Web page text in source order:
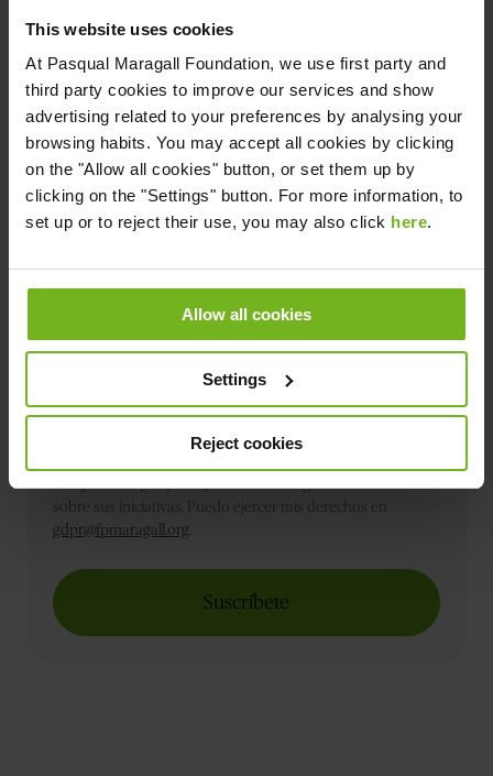
This website uses cookies
At Pasqual Maragall Foundation, we use first party and
third party cookies to improve our services and show
advertising related to your preferences by analysing your
browsing habits. You may accept all cookies by clicking
on the "Allow all cookies" button, or set them up by
clicking on the "Settings" button. For more information, to
set up or to reject their use, you may also click here.
Allow all cookies
Settings
Reject cookies
Apellido*
Email
Teléfono*
Código
de
Me gustaría colaborar para vencer al Alzheimer (te
enviaremos un email informativo)
Pasqual Maragall para que me mantenga informado/a
sobre sus iniciativas. Puedo ejercer mis derechos en
gdpr@fpmaragall.org.